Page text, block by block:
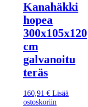
Kanahäkki
hopea
300x105x120
cm
galvanoitu
teräs
160,91 € Lisää
ostoskoriin